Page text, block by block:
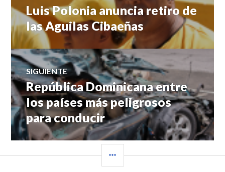
de
entradas
Entrada
anterior:
Luis Polonia anuncia retiro de
las Aguilas Cibaeñas
SIGUIENTE
Entrada
siguiente:
República Dominicana entre
los países más peligrosos
para conducir
LATERAL